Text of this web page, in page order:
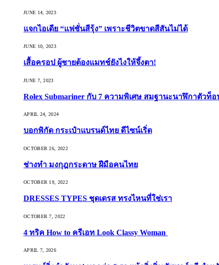
JUNE 14, 2023
แจกไอเดีย “แฟชั่นสีรุ้ง” เพราะชีวิตขาดสีสันไม่ได้
JUNE 10, 2023
เสื้อครอป ผู้ชายต้องแมทช์ยังไงให้จึ้งตา!
JUNE 7, 2023
Rolex Submariner กับ 7 ความพิเศษ สมฐานะนาฬิกาตัวท็
APRIL 24, 2024
บอกพิกัด กระเป๋าแบรนด์ไทย ดีไซน์เริ่ด
OCTOBER 26, 2022
ช่างทำ มงกุฎกระดาษ ฝีมือคนไทย
OCTOBER 19, 2022
DRESSES TYPES ชุดเดรส ทรงไหนที่ใช่เรา
OCTOBER 7, 2022
4 ทริค How to ครีเอท Look Classy Woman
APRIL 7, 2026